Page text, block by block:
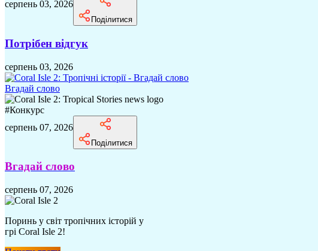
серпень 03, 2026
Поділитися
Потрібен відгук
серпень 03, 2026
Вгадай слово
#Конкурс
серпень 07, 2026
Поділитися
Вгадай слово
серпень 07, 2026
Поринь у світ тропічних історій у
грі Coral Isle 2!